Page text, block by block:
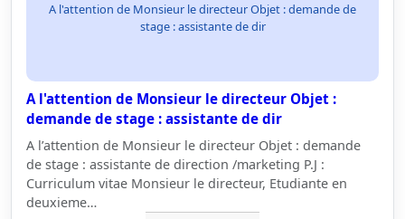
A l'attention de Monsieur le directeur Objet : demande de
stage : assistante de dir
A l'attention de Monsieur le directeur Objet :
demande de stage : assistante de dir
A l’attention de Monsieur le directeur Objet : demande
de stage : assistante de direction /marketing P.J :
Curriculum vitae Monsieur le directeur, Etudiante en
deuxieme…